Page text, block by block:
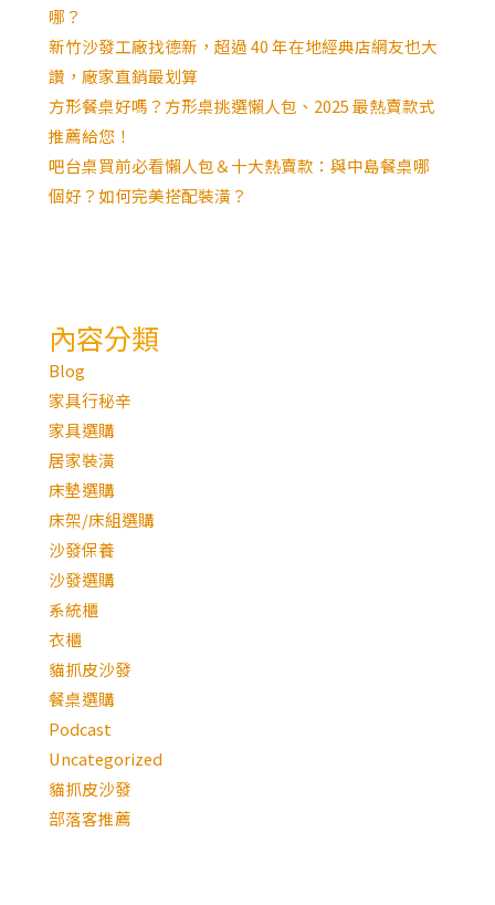
哪？
新竹沙發工廠找德新，超過 40 年在地經典店網友也大
讚，廠家直銷最划算
方形餐桌好嗎？方形桌挑選懶人包、2025 最熱賣款式
推薦給您！
吧台桌買前必看懶人包＆十大熱賣款：與中島餐桌哪
個好？如何完美搭配裝潢？
內容分類
Blog
家具行秘辛
家具選購
居家裝潢
床墊選購
床架/床組選購
沙發保養
沙發選購
系統櫃
衣櫃
貓抓皮沙發
餐桌選購
Podcast
Uncategorized
貓抓皮沙發
部落客推薦